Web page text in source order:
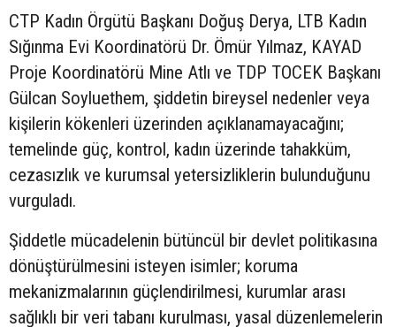
CTP Kadın Örgütü Başkanı Doğuş Derya, LTB Kadın
Sığınma Evi Koordinatörü Dr. Ömür Yılmaz, KAYAD
Proje Koordinatörü Mine Atlı ve TDP TOCEK Başkanı
Gülcan Soyluethem, şiddetin bireysel nedenler veya
kişilerin kökenleri üzerinden açıklanamayacağını;
temelinde güç, kontrol, kadın üzerinde tahakküm,
cezasızlık ve kurumsal yetersizliklerin bulunduğunu
vurguladı.
Şiddetle mücadelenin bütüncül bir devlet politikasına
dönüştürülmesini isteyen isimler; koruma
mekanizmalarının güçlendirilmesi, kurumlar arası
sağlıklı bir veri tabanı kurulması, yasal düzenlemelerin